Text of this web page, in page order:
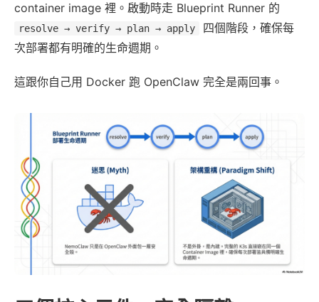
container image 裡。啟動時走 Blueprint Runner 的
resolve → verify → plan → apply
四個階段，確保每
次部署都有明確的生命週期。
這跟你自己用 Docker 跑 OpenClaw 完全是兩回事。